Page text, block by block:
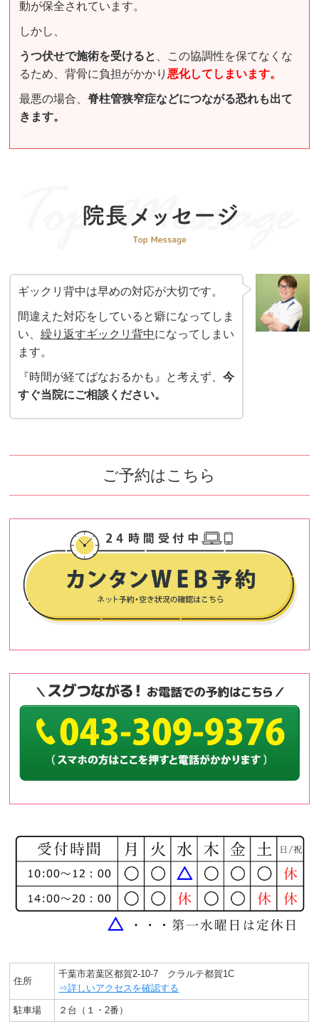
動が保全されています。
しかし、
うつ伏せで施術を受けると
、この協調性を保てなくな
るため、背骨に負担がかかり 悪化してしまいます。
最悪の場合、脊柱管狭窄症などにつながる恐れも出て
きます。
ギックリ背中は早めの対応が大切です。
間違えた対応をしていると癖になってしま
い、繰り返すギックリ背中になってしまい
ます。
『時間が経てばなおるかも』と考えず、今
すぐ当院にご相談ください。
ご予約はこちら
住所
千葉市若葉区都賀2-10-7 クラルテ都賀1C
⇒詳しいアクセスを確認する
駐車場 ２台（１・2番）